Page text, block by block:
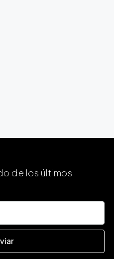
de los últimos